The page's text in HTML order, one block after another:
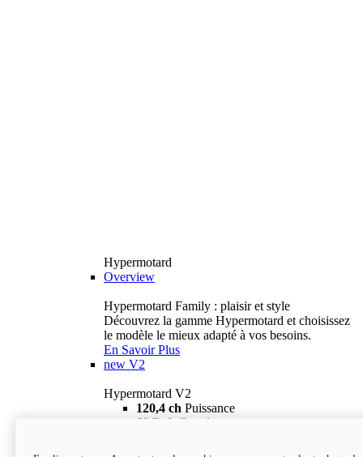
Hypermotard
Overview
Hypermotard Family : plaisir et style
Découvrez la gamme Hypermotard et choisissez
le modèle le mieux adapté à vos besoins.
En Savoir Plus
new V2
Hypermotard V2
120,4 ch Puissance
69 lb-ft
Couple
18 895 $